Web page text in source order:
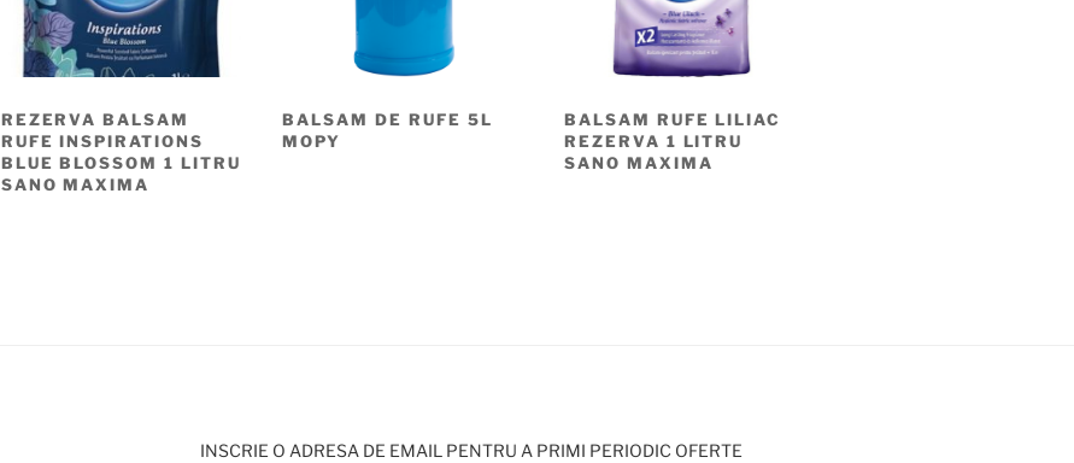
REZERVA BALSAM
RUFE INSPIRATIONS
BLUE BLOSSOM 1 LITRU
SANO MAXIMA
BALSAM DE RUFE 5L
MOPY
BALSAM RUFE LILIAC
REZERVA 1 LITRU
SANO MAXIMA
INSCRIE O ADRESA DE EMAIL PENTRU A PRIMI PERIODIC OFERTE